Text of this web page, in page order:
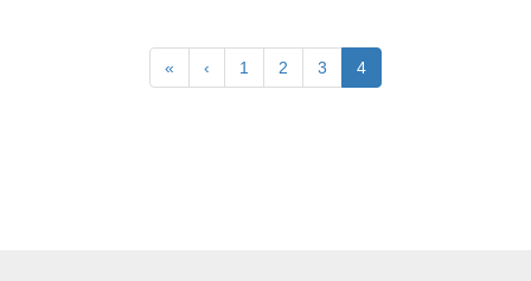
« ‹ 1 2 3 4